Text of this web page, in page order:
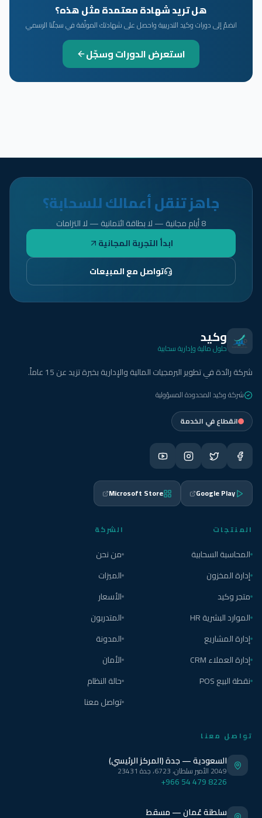
هل تريد شهادة معتمدة مثل هذه؟
انضمّ إلى دورات وكيد التدريبية واحصل على شهادتك الموثّقة في سجلّنا الرسمي
استعرض الدورات وسجّل
جاهز تنقل أعمالك للسحابة؟
8 أيام مجانية — لا بطاقة ائتمانية — لا التزامات
ابدأ التجربة المجانية
تواصل مع المبيعات
وكيد
حلول مالية وإدارية سحابية
شركة رائدة في تطوير البرمجيات المالية والإدارية بخبرة تزيد عن 15 عاماً.
شركة وكيد المحدودة المسؤولية
انقطاع في الخدمة
Google Play
Microsoft Store
المنتجات
المحاسبة السحابية
إدارة المخزون
متجر وكيد
الموارد البشرية HR
إدارة المشاريع
إدارة العملاء CRM
نقطة البيع POS
الشركة
من نحن
الميزات
الأسعار
المتدربون
المدونة
الأمان
حالة النظام
تواصل معنا
تواصل معنا
السعودية — جدة (المركز الرئيسي)
2049 الأمير سلطان، 6723، جدة 23431
+966 54 479 8226
سلطنة عُمان — مسقط